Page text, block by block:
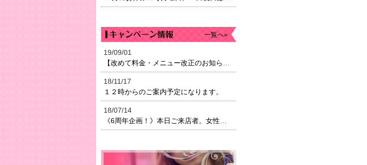
一覧へ»
19/09/01
18/11/17
１２時からのご案内予定になります。
18/07/14